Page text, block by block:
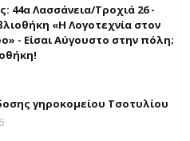
44α Λασσάνεια/Τροχιά 26 -
«Η Λογοτεχνία στον
- Είσαι Αύγουστο στην πόλη;
γηροκομείου Τσοτυλίου